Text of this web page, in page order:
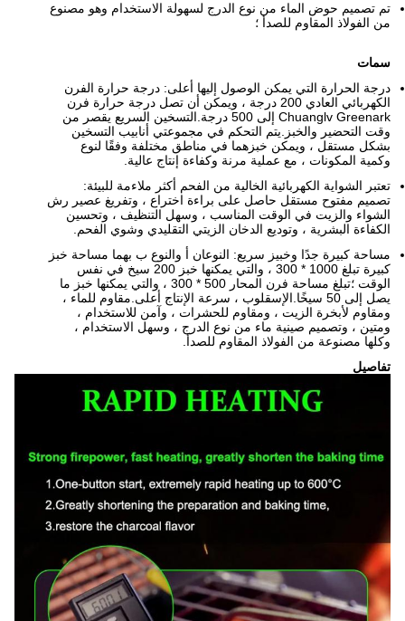
تم تصميم حوض الماء من نوع الدرج لسهولة الاستخدام وهو مصنوع
من الفولاذ المقاوم للصدأ ؛
سمات
درجة الحرارة التي يمكن الوصول إليها أعلى: درجة حرارة الفرن
الكهربائي العادي 200 درجة ، ويمكن أن تصل درجة حرارة فرن
Chuanglv Greenark إلى 500 درجة.التسخين السريع يقصر من
وقت التحضير والخبز.يتم التحكم في مجموعتي أنابيب التسخين
بشكل مستقل ، ويمكن خبزهما في مناطق مختلفة وفقًا لنوع
وكمية المكونات ، مع عملية مرنة وكفاءة إنتاج عالية.
تعتبر الشواية الكهربائية الخالية من الفحم أكثر ملاءمة للبيئة:
تصميم مفتوح مستقل حاصل على براءة اختراع ، وتفريغ عصير رش
الشواء والزيت في الوقت المناسب ، وسهل التنظيف ، وتحسين
الكفاءة البشرية ، وتوديع الدخان الزيتي التقليدي وشوي الفحم.
مساحة كبيرة جدًا وخبيز سريع: النوعان أ والنوع ب بهما مساحة خبز
كبيرة تبلغ 1000 * 300 ، والتي يمكنها خبز 200 سيخ في نفس
الوقت ؛تبلغ مساحة فرن المحار 500 * 300 ، والتي يمكنها خبز ما
يصل إلى 50 سيخًا.الإسقلوب ، سرعة الإنتاج أعلى.مقاوم للماء ،
ومقاوم لأبخرة الزيت ، ومقاوم للحشرات ، وآمن للاستخدام ،
ومتين ، وتصميم صينية ماء من نوع الدرج ، وسهل الاستخدام ،
وكلها مصنوعة من الفولاذ المقاوم للصدأ.
تفاصيل